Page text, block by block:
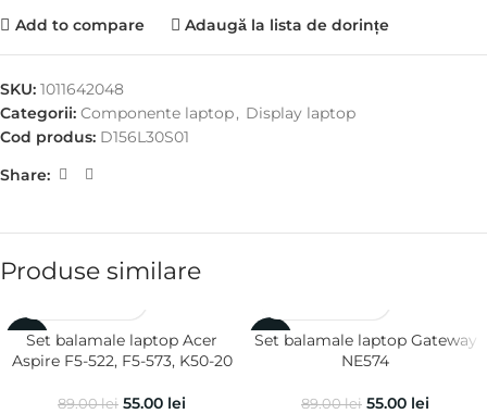
Add to compare Adaugă la lista de dorințe
SKU: 1011642048
Categorii: Componente laptop, Display laptop
Cod produs: D156L30S01
Share:
Produse similare
-38%
Set balamale laptop Acer
Aspire F5-522, F5-573, K50-20
89.00lei 55.00 lei
-38%
Set balamale laptop Gateway
NE574
89.00lei 55.00 lei